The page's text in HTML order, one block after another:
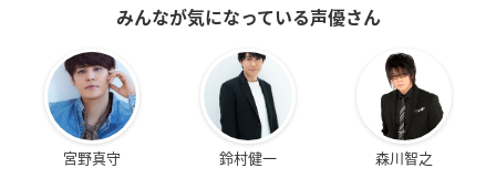
みんなが気になっている声優さん
宮野真守 鈴村健一 森川智之